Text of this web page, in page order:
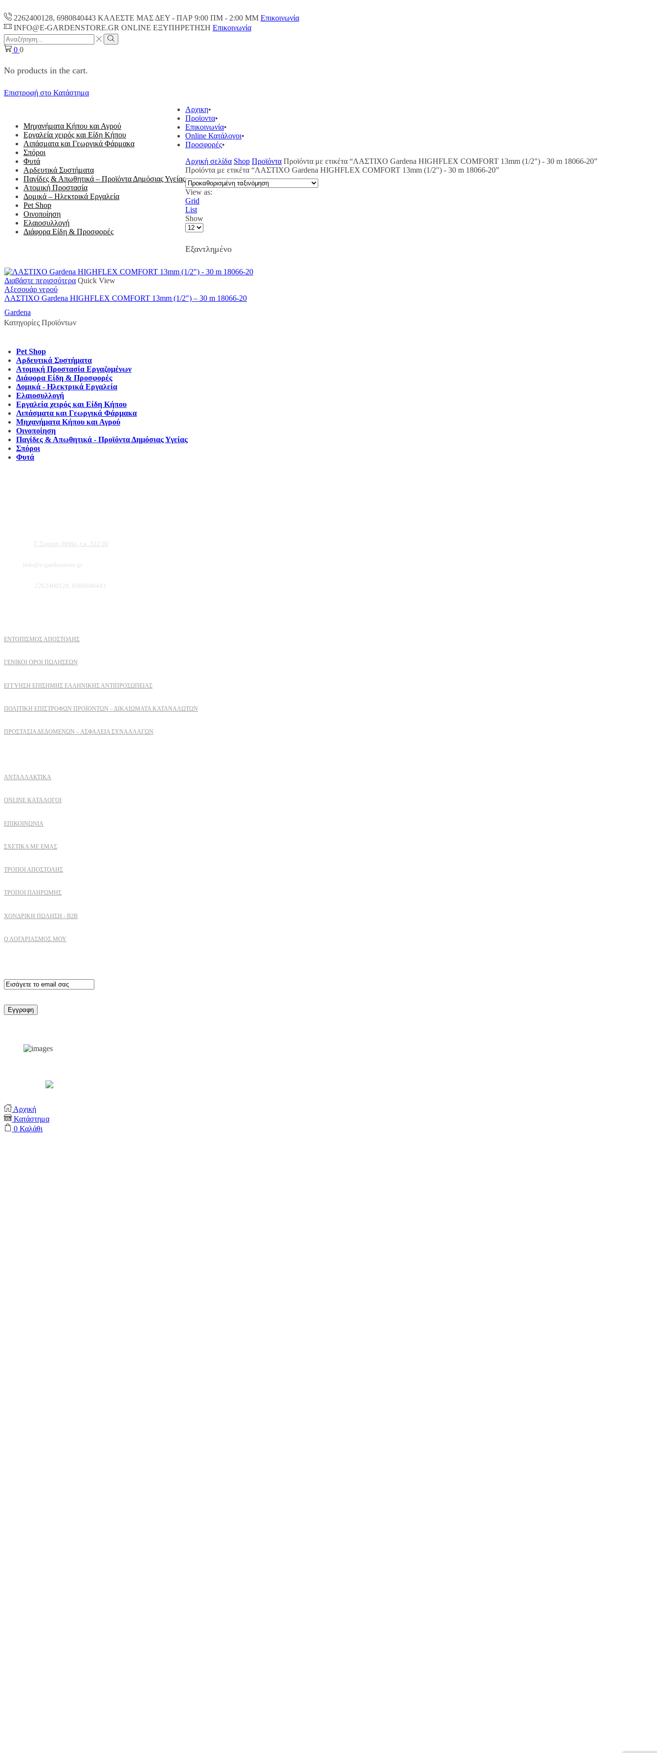
2262400128, 6980840443 ΚΑΛΕΣΤΕ ΜΑΣ ΔΕΥ - ΠΑΡ 9:00 ΠM - 2:00 ΜΜ Επικοινωνία
INFO@E-GARDENSTORE.GR ONLINE ΕΞΥΠΗΡΕΤΗΣH Επικοινωνία
Search
input
Search
0 0
No products in the cart.
Επιστροφή στο Κατάστημα
Μηχανήματα Κήπου και Αγρού
Εργαλεία χειρός και Είδη Κήπου
Λιπάσματα και Γεωργικά Φάρμακα
Σπόροι
Φυτά
Αρδευτικά Συστήματα
Παγίδες & Απωθητικά – Προϊόντα Δημόσιας Υγείας
Ατομική Προστασία
Δομικά – Ηλεκτρικά Εργαλεία
Pet Shop
Οινοποίηση
Ελαιοσυλλογή
Διάφορα Είδη & Προσφορές
Αρχικη
Προϊοντα
Επικοινωνία
Online Κατάλογοι
Προσφορές
Αρχική σελίδα Shop Προϊόντα Προϊόντα με ετικέτα “ΛΑΣΤΙΧΟ Gardena HIGHFLEX COMFORT 13mm (1/2") - 30 m 18066-20”
Προϊόντα με ετικέτα “ΛΑΣΤΙΧΟ Gardena HIGHFLEX COMFORT 13mm (1/2") - 30 m 18066-20”
View as:
Grid
List
Show
Products
page
Εξαντλημένο
Διαβάστε περισσότερα Quick View
Αξεσουάρ νερού
ΛΑΣΤΙΧΟ Gardena HIGHFLEX COMFORT 13mm (1/2″) – 30 m 18066-20
Gardena
Κατηγορίες Προϊόντων
Pet Shop
Αρδευτικά Συστήματα
Ατομική Προστασία Εργαζομένων
Διάφορα Είδη & Προσφορές
Δομικά - Ηλεκτρικά Εργαλεία
Ελαιοσυλλογή
Εργαλεία χειρός και Είδη Κήπου
Λιπάσματα και Γεωργικά Φάρμακα
Μηχανήματα Κήπου και Αγρού
Οινοποίηση
Παγίδες & Απωθητικά - Προϊόντα Δημόσιας Υγείας
Σπόροι
Φυτά
Γ. Σεφέρη, Θήβα, τ.κ. 322 00
info@e-gardenstore.gr
2262400128, 6980840443
ΕΝΤΟΠΙΣΜΟΣ ΑΠΟΣΤΟΛΗΣ
ΓΕΝΙΚΟΙ ΟΡΟΙ ΠΩΛΗΣΕΩΝ
ΕΓΓΎΗΣΗ ΕΠΊΣΗΜΗΣ ΕΛΛΗΝΙΚΉΣ ΑΝΤΙΠΡΟΣΩΠΕΊΑΣ
ΠΟΛΙΤΙΚΉ ΕΠΙΣΤΡΟΦΏΝ ΠΡΟΪΌΝΤΩΝ – ΔΙΚΑΙΏΜΑΤΑ ΚΑΤΑΝΑΛΩΤΏΝ
ΠΡΟΣΤΑΣΊΑ ΔΕΔΟΜΈΝΩΝ – ΑΣΦΆΛΕΙΑ ΣΥΝΑΛΛΑΓΏΝ
ΑΝΤΑΛΛΑΚΤΙΚΑ
ONLINE ΚΑΤΑΛΟΓΟΙ
ΕΠΙΚΟΙΝΩΝΙΑ
ΣΧΕΤΙΚΆ ΜΕ ΕΜΆΣ
ΤΡΌΠΟΙ ΑΠΟΣΤΟΛΉΣ
ΤΡΌΠΟΙ ΠΛΗΡΩΜΉΣ
ΧΟΝΔΡΙΚΉ ΠΏΛΗΣΗ - B2B
Ο ΛΟΓΑΡΙΑΣΜΟΣ ΜΟΥ
Αρχική
Κατάστημα
0 Καλάθι